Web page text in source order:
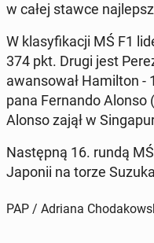
w całej stawce
W kla­sy­fi­ka­cji MŚ F1
374 pkt. Drugi jest
awan­so­wał Ha­mil­ton -
pa­na Fer­nan­do Alonso
Alonso zajął w
Na­stęp­ną 16. rundą
Japonii na torze
PAP / Adriana